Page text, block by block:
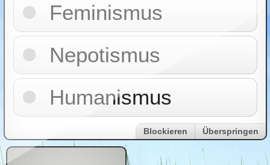
Feminismus
Nepotismus
Humanismus
Blockieren Überspringen